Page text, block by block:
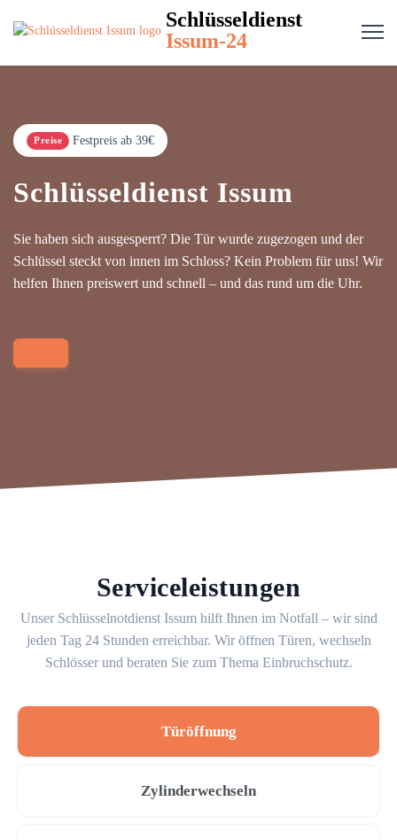
Schlüsseldienst
Issum-24
Preise Festpreis ab 39€
Schlüsseldienst Issum
Sie haben sich ausgesperrt? Die Tür wurde zugezogen und der
Schlüssel steckt von innen im Schloss? Kein Problem für uns! Wir
helfen Ihnen preiswert und schnell – und das rund um die Uhr.
Serviceleistungen
Unser Schlüsselnotdienst Issum hilft Ihnen im Notfall – wir sind
jeden Tag 24 Stunden erreichbar. Wir öffnen Türen, wechseln
Schlösser und beraten Sie zum Thema Einbruchschutz.
Türöffnung
Zylinderwechseln